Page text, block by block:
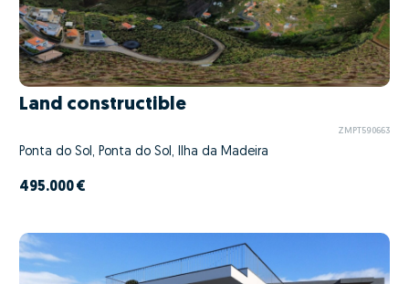
Land constructible
ZMPT590663
Ponta do Sol, Ponta do Sol, Ilha da Madeira
495.000 €